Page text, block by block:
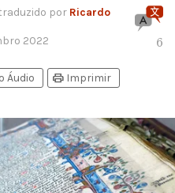
por Ricardo
2022 6
Áudio print Imprimir